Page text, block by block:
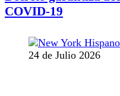
COVID-19
24 de Julio 2026